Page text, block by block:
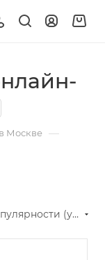
Москве —
По популярности (убывание)